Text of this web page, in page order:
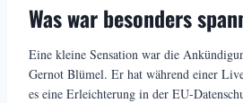
Was war besonders
Eine kleine Sensation war die
Gernot Blümel. Er hat während einer
es eine Erleichterung in der EU-